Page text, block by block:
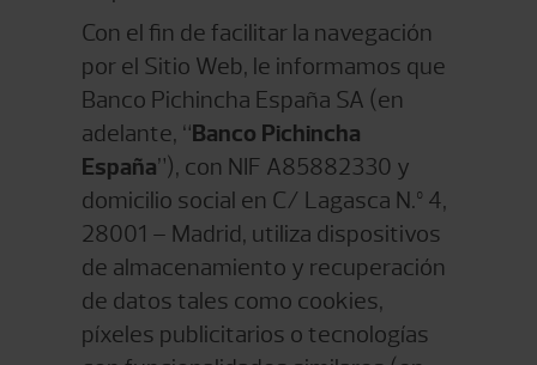
Con el fin de facilitar la navegación
por el Sitio Web, le informamos que
Banco Pichincha España SA (en
adelante, “Banco Pichincha
España”), con NIF A85882330 y
domicilio social en C/ Lagasca N.º 4,
28001 – Madrid, utiliza dispositivos
de almacenamiento y recuperación
de datos tales como cookies,
píxeles publicitarios o tecnologías